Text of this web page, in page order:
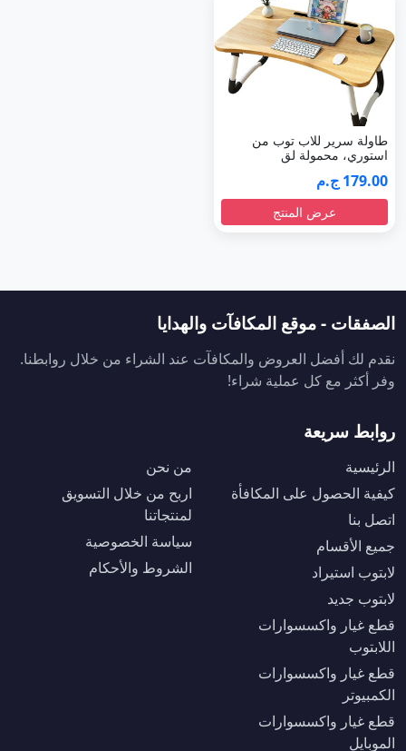
طاولة سرير للاب توب من
استوري، محمولة لق
179.00 ج.م
عرض المنتج
الصفقات - موقع المكافآت والهدايا
نقدم لك أفضل العروض والمكافآت عند الشراء من خلال روابطنا.
وفر أكثر مع كل عملية شراء!
روابط سريعة
الرئيسية
كيفية الحصول على المكافأة
اتصل بنا
جميع الأقسام
لابتوب استيراد
لابتوب جديد
قطع غيار واكسسوارات
اللابتوب
قطع غيار واكسسوارات
الكمبيوتر
قطع غيار واكسسوارات
الموبايل
من نحن
اربح من خلال التسويق
لمنتجاتنا
سياسة الخصوصية
الشروط والأحكام